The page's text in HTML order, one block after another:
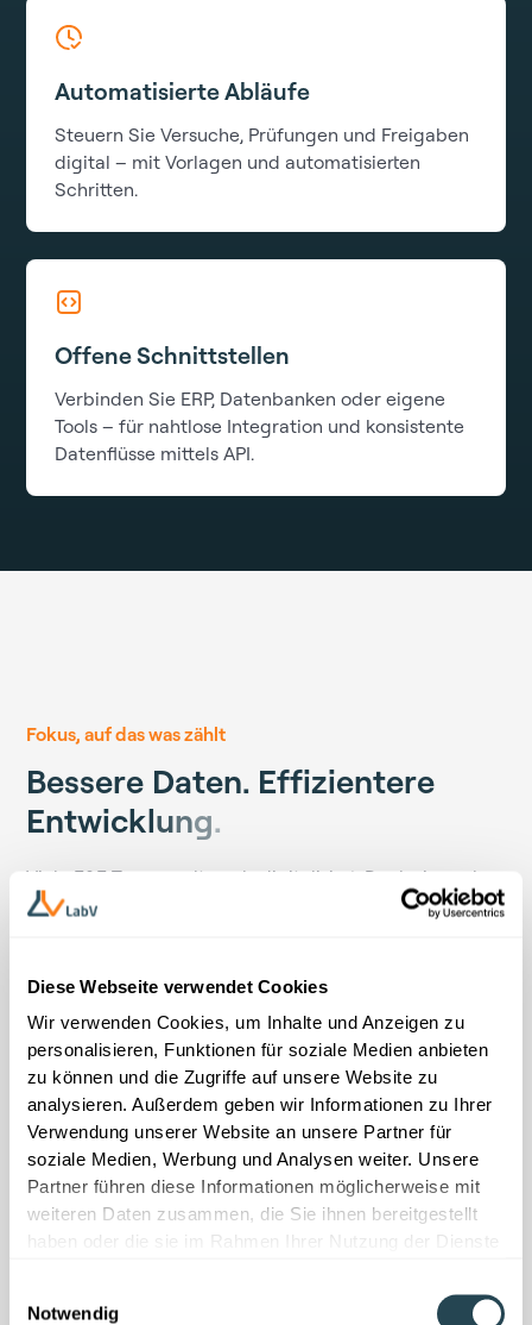
Diese Webseite verwendet Cookies
Wir verwenden Cookies, um Inhalte und Anzeigen zu
personalisieren, Funktionen für soziale Medien anbieten
zu können und die Zugriffe auf unsere Website zu
analysieren. Außerdem geben wir Informationen zu Ihrer
Verwendung unserer Website an unsere Partner für
soziale Medien, Werbung und Analysen weiter. Unsere
Partner führen diese Informationen möglicherweise mit
weiteren Daten zusammen, die Sie ihnen bereitgestellt
haben oder die sie im Rahmen Ihrer Nutzung der Dienste
Notwendig
Automatisierte Abläufe
Steuern Sie Versuche, Prüfungen und Freigaben
digital – mit Vorlagen und automatisierten
Schritten.
Offene Schnittstellen
Verbinden Sie ERP, Datenbanken oder eigene
Tools – für nahtlose Integration und konsistente
Datenflüsse mittels API.
Fokus, auf das was zählt
Bessere Daten. Effizientere
Entwicklung.
Viele F&E-Teams gelten als digitalisiert. Doch sie suchen
Versuchsdaten in Excel-Tabellen, übertragen
an: Statt nur Prozesse zu dokumentieren, schafft unsere
Plattform Struktur, Kontext und Zugriff auf vernetztes
Wissen. So wird aus isolierten Datenein lernendes
System und Forschung zum echten
Wettbewerbsvorteil.
Plattform entdecken